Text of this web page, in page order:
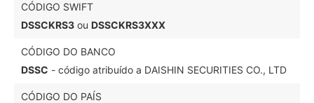
CÓDIGO SWIFT
DSSCKRS3 ou DSSCKRS3XXX
CÓDIGO DO BANCO
DSSC - código atribuído a DAISHIN SECURITIES CO., LTD
CÓDIGO DO PAÍS